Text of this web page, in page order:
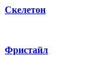
Скелетон
Фристайл